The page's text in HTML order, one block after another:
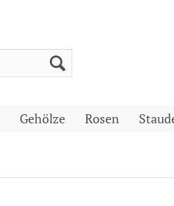
Gehölze Rosen